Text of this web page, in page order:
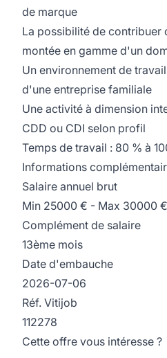
de marque
La possibilité de contribuer
montée en gamme d'un
Un environnement de
d'une entreprise familiale
Une activité à dimension
CDD ou CDI selon profil
Temps de travail : 80 % à
Informations
Salaire annuel brut
Min 25000 € - Max 30000 €
Complément de salaire
13ème mois
Date d'embauche
2026-07-06
Réf. Vitijob
112278
Cette offre vous intéresse ?